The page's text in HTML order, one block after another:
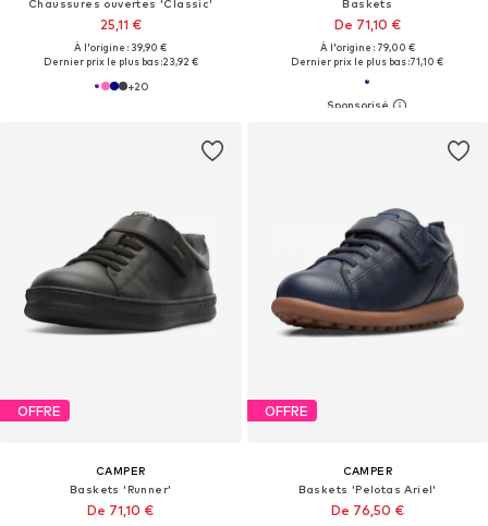
Chaussures ouvertes 'Classic'
25,11 €
À l'origine : 39,90 €
Dernier prix le plus bas :23,92 €
+20
Baskets
De 71,10 €
À l'origine : 79,00 €
Dernier prix le plus bas :71,10 €
OFFRE
CAMPER
Baskets 'Runner'
De 71,10 €
OFFRE
CAMPER
Baskets 'Pelotas Ariel'
De 76,50 €